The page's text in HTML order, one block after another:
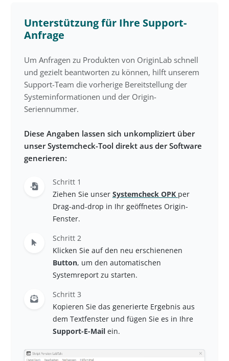
Unterstützung für Ihre Support-
Anfrage
Um Anfragen zu Produkten von OriginLab schnell
und gezielt beantworten zu können, hilft unserem
Support-Team die vorherige Bereitstellung der
Systeminformationen und der Origin-
Seriennummer.
Diese Angaben lassen sich unkompliziert über
unser Systemcheck-Tool direkt aus der Software
generieren:
Schritt 1
Ziehen Sie unser Systemcheck OPK per
Drag-and-drop in Ihr geöffnetes Origin-
Fenster.
Schritt 2
Klicken Sie auf den neu erschienenen
Button, um den automatischen
Systemreport zu starten.
Schritt 3
Kopieren Sie das generierte Ergebnis aus
dem Textfenster und fügen Sie es in Ihre
Support-E-Mailein.